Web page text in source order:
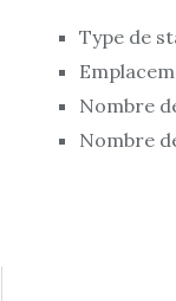
Type de
Nombre
Nombre